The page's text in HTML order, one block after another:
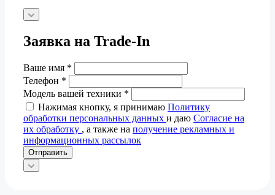
Заявка на Trade-In
Ваше имя *
Телефон *
Модель вашей техники *
Нажимая кнопку, я принимаю Политику
обработки персональных данных и даю Согласие на
их обработку , а также на получение рекламных и
информационных рассылок
Отправить